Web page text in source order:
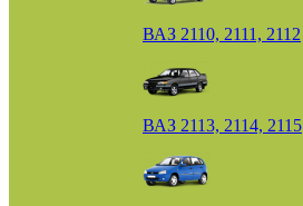
ВАЗ 2110, 2111, 2112
ВАЗ 2113, 2114, 2115